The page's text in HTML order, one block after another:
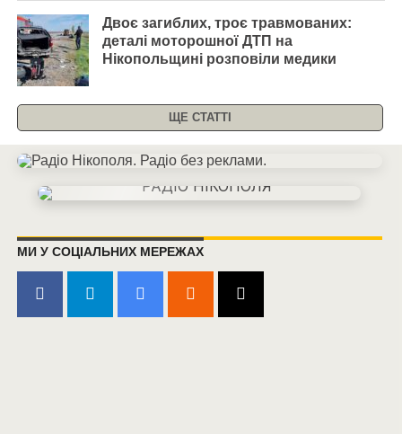
Двоє загиблих, троє травмованих:
деталі моторошної ДТП на
Нікопольщині розповіли медики
ЩЕ СТАТТІ
МИ У СОЦІАЛЬНИХ МЕРЕЖАХ